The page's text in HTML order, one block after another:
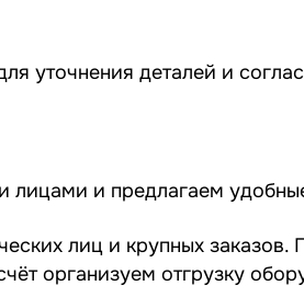
уточнения деталей и
и предлагаем
лиц и крупных
организуем отгрузку